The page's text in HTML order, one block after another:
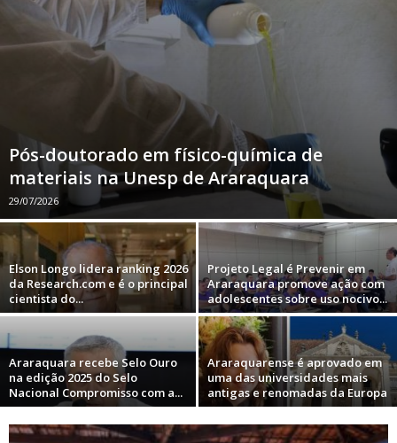
Pós-doutorado em físico-química de
materiais na Unesp de Araraquara
29/07/2026
Elson Longo lidera ranking 2026
da Research.com e é o principal
cientista do...
Projeto Legal é Prevenir em
Araraquara promove ação com
adolescentes sobre uso nocivo...
Araraquara recebe Selo Ouro
na edição 2025 do Selo
Nacional Compromisso com a...
Araraquarense é aprovado em
uma das universidades mais
antigas e renomadas da Europa